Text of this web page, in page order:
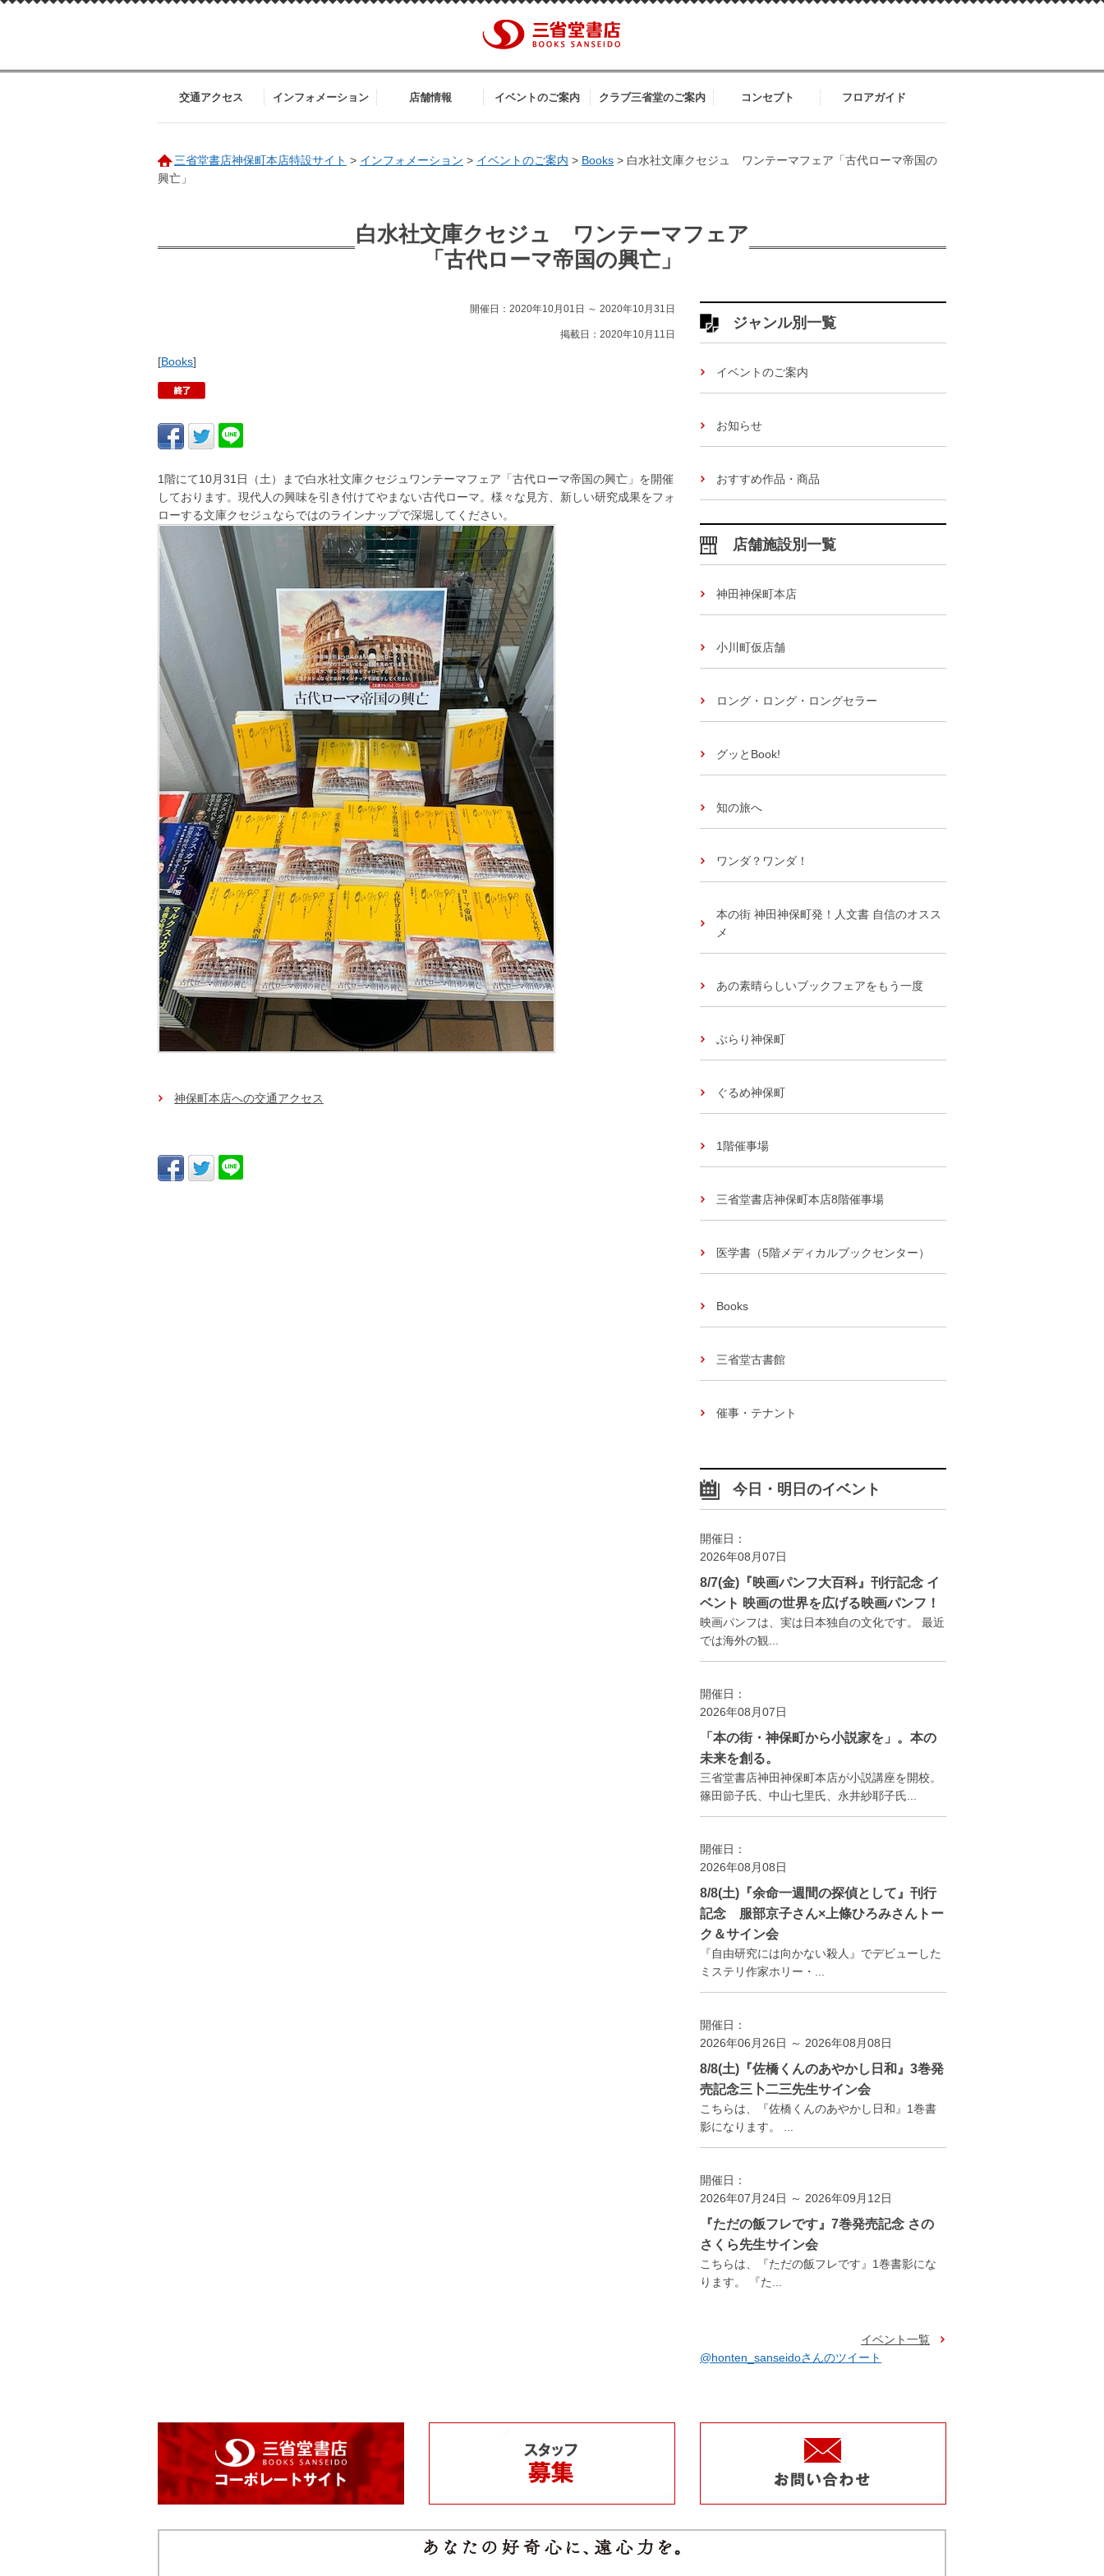
交通アクセス インフォメーション 店舗情報 イベントのご案内 クラブ三省堂のご案内 コンセプト フロアガイド
三省堂書店神保町本店特設サイト > インフォメーション > イベントのご案内 > Books > 白水社文庫クセジュ ワンテーマフェア「古代ローマ帝国の
興亡」
白水社文庫クセジュ ワンテーマフェア
「古代ローマ帝国の興亡」
開催日：2020年10月01日 ～ 2020年10月31日
掲載日：2020年10月11日
[Books]
1階にて10月31日（土）まで白水社文庫クセジュワンテーマフェア「古代ローマ帝国の興亡」を開催
しております。現代人の興味を引き付けてやまない古代ローマ。様々な見方、新しい研究成果をフォ
ローする文庫クセジュならではのラインナップで深堀してください。
神保町本店への交通アクセス
ジャンル別一覧
イベントのご案内
お知らせ
おすすめ作品・商品
店舗施設別一覧
神田神保町本店
小川町仮店舗
ロング・ロング・ロングセラー
グッとBook!
知の旅へ
ワンダ？ワンダ！
本の街 神田神保町発！人文書 自信のオスス
メ
あの素晴らしいブックフェアをもう一度
ぶらり神保町
ぐるめ神保町
1階催事場
三省堂書店神保町本店8階催事場
医学書（5階メディカルブックセンター）
Books
三省堂古書館
催事・テナント
今日・明日のイベント
開催日：
2026年08月07日
8/7(金)『映画パンフ大百科』刊行記念 イ
ベント 映画の世界を広げる映画パンフ！
映画パンフは、実は日本独自の文化です。 最近
では海外の観...
開催日：
2026年08月07日
「本の街・神保町から小説家を」。本の
未来を創る。
三省堂書店神田神保町本店が小説講座を開校。
篠田節子氏、中山七里氏、永井紗耶子氏...
開催日：
2026年08月08日
8/8(土)『余命一週間の探偵として』刊行
記念 服部京子さん×上條ひろみさんトー
ク＆サイン会
『自由研究には向かない殺人』でデビューした
ミステリ作家ホリー・...
開催日：
2026年06月26日 ～ 2026年08月08日
8/8(土)『佐橋くんのあやかし日和』3巻発
売記念三卜二三先生サイン会
こちらは、『佐橋くんのあやかし日和』1巻書
影になります。 ...
開催日：
2026年07月24日 ～ 2026年09月12日
『ただの飯フレです』7巻発売記念 さの
さくら先生サイン会
こちらは、『ただの飯フレです』1巻書影にな
ります。 『た...
イベント一覧
@honten_sanseidoさんのツイート